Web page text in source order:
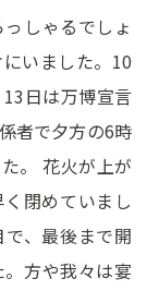
しゃるでしょ
いました。10
日は万博宣言
者で夕方の6時
。 花火が上が
閉めていまし
、最後まで開
方や我々は宴